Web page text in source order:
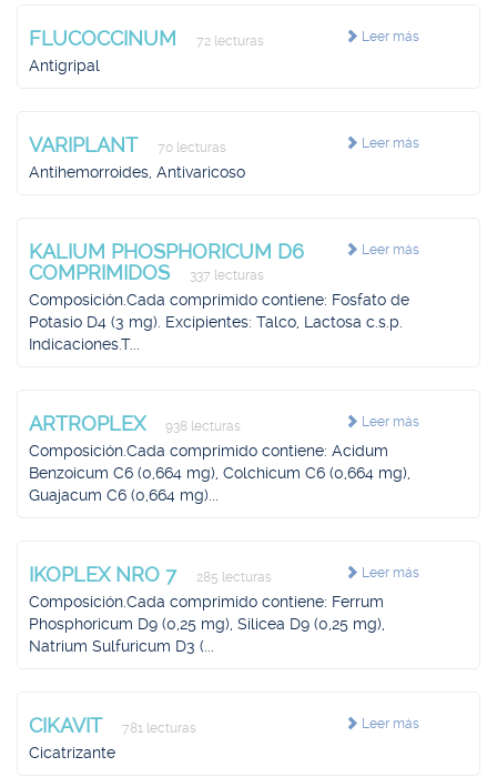
Leer más
FLUCOCCINUM 72 lecturas
Antigripal
Leer más
VARIPLANT 70 lecturas
Antihemorroides, Antivaricoso
Leer más
KALIUM PHOSPHORICUM D6
COMPRIMIDOS
337 lecturas
Composición.Cada comprimido contiene: Fosfato de
Potasio D4 (3 mg). Excipientes: Talco, Lactosa c.s.p.
Indicaciones.T...
Leer más
ARTROPLEX 938 lecturas
Composición.Cada comprimido contiene: Acidum
Benzoicum C6 (0,664 mg), Colchicum C6 (0,664 mg),
Guajacum C6 (0,664 mg)...
Leer más
IKOPLEX NRO 7 285 lecturas
Composición.Cada comprimido contiene: Ferrum
Phosphoricum D9 (0,25 mg), Silicea D9 (0,25 mg),
Natrium Sulfuricum D3 (...
Leer más
CIKAVIT 781 lecturas
Cicatrizante